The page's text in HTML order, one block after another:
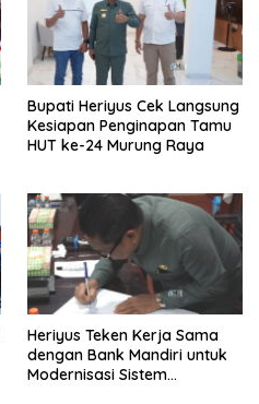
Bupati Heriyus Cek Langsung
Kesiapan Penginapan Tamu
HUT ke-24 Murung Raya
Heriyus Teken Kerja Sama
dengan Bank Mandiri untuk
Modernisasi Sistem